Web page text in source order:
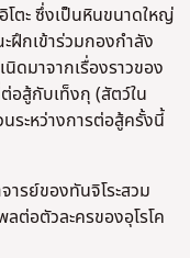
ตะ ซึ่งเป็นหินขนาดใหญ่
กเข้าร่วมกองกำลัง
ดมาจากเรื่องราวของ
อสู้กับเท็งกุ (สัตว์ใน
ะหว่างการต่อสู้ครั้งนี้
ารย์ของทันจิโระสวม
ต่อตัวละครของอุโรโค